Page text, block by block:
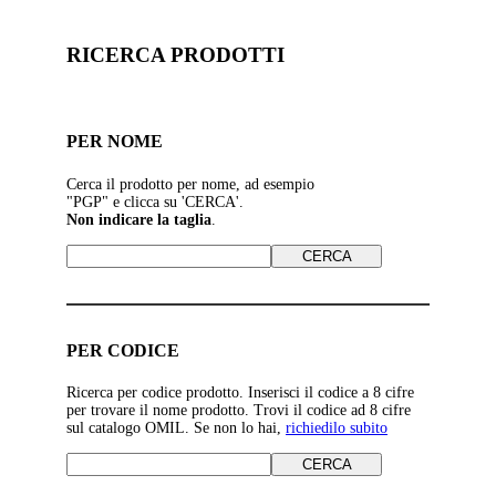
RICERCA PRODOTTI
PER NOME
Cerca il prodotto per nome, ad esempio
"PGP" e clicca su 'CERCA'.
Non indicare la taglia
PER CODICE
Ricerca per codice prodotto. Inserisci il codice a 8 cifre
per trovare il nome prodotto. Trovi il codice ad 8 cifre
sul catalogo OMIL. Se non lo hai, richiedilo subito